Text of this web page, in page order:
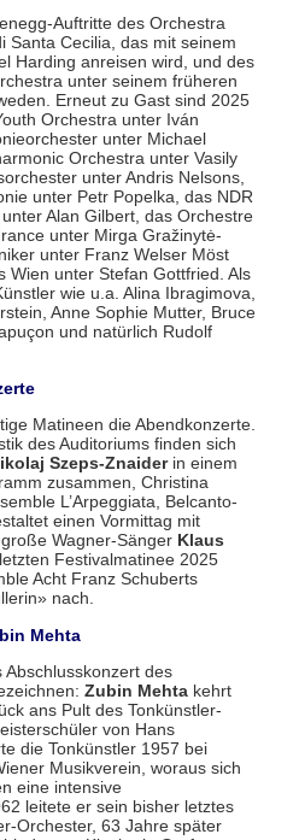
Auftritte des Orchestra
Santa Cecilia, das mit seinem
Harding anreisen wird, und des
unter seinem früheren
Erneut zu Gast sind 2025
Orchestra unter Iván
unter Michael
Orchestra unter Vasily
unter Andris Nelsons,
unter Petr Popelka, das NDR
Alan Gilbert, das Orchestre
unter Mirga Gražinytė-
unter Franz Welser Möst
Wien unter Stefan Gottfried. Als
wie u.a. Alina Ibragimova,
Anne Sophie Mutter, Bruce
und natürlich Rudolf
Matineen die Abendkonzerte.
des Auditoriums finden sich
Szeps-Znaiderin einem
zusammen, Christina
L’Arpeggiata, Belcanto-
einen Vormittag mit
Wagner-Sänger Klaus
Festivalmatinee 2025
Acht Franz Schuberts
nach.
Mehta
des
Zubin Mehtakehrt
ans Pult des Tonkünstler-
von Hans
die Tonkünstler 1957 bei
Musikverein, woraus sich
eine intensive
leitete er sein bisher letztes
Orchester, 63 Jahre später